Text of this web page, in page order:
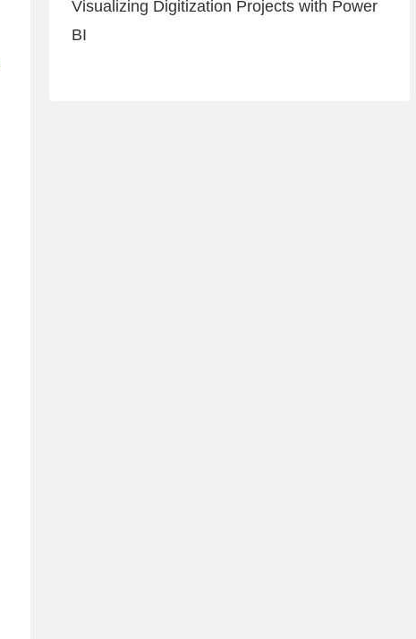
Visualizing Digitization Projects with Power
BI